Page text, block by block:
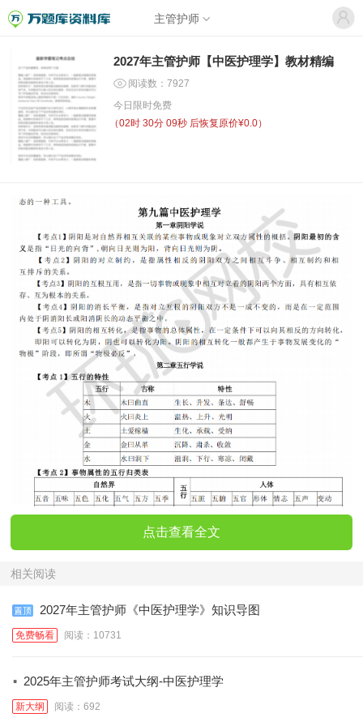
主管护师
2027年主管护师【中医护理学】教材精编
阅读数：7927
今日限时免费
（02时 30分 09秒 后恢复原价¥0.0）
点击查看全文
相关阅读
2027年主管护师《中医护理学》知识导图
免费畅看 阅读：10731
· 2025年主管护师考试大纲-中医护理学
新大纲 阅读：692